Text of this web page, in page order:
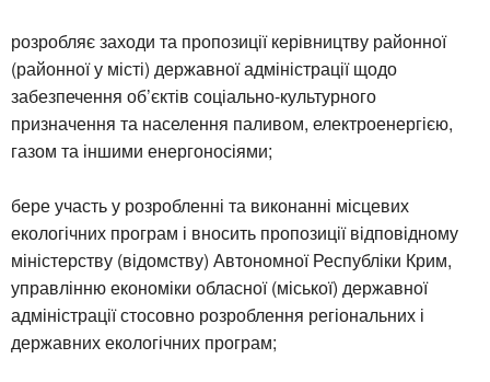
розробляє заходи та пропозиції керівництву районної
(районної у місті) державної адміністрації щодо
забезпечення об’єктів соціально-культурного
призначення та населення паливом, електроенергією,
газом та іншими енергоносіями;
бере участь у розробленні та виконанні місцевих
екологічних програм і вносить пропозиції відповідному
міністерству (відомству) Автономної Республіки Крим,
управлінню економіки обласної (міської) державної
адміністрації стосовно розроблення регіональних і
державних екологічних програм;